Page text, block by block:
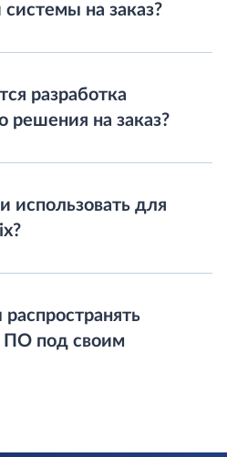
на заказ?
разработка
решения на заказ?
использовать для
ПО под своим